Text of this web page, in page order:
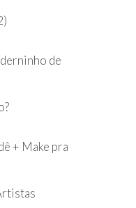
de
+ Make pra